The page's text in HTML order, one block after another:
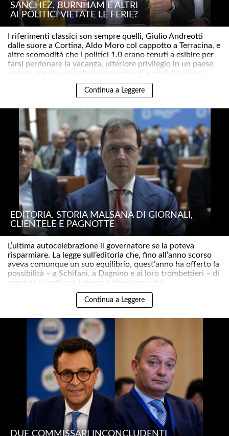
SÁNCHEZ, BURNHAM E ALTRI
AI POLITICI VIETATE LE FERIE?
I riferimenti classici son sempre quelli, Giulio Andreotti
dalle suore a Cortina, Aldo Moro col cappotto a Terracina, e
altre scomodità che i politici 1.0 erano tenuti a esibire per
farsi perdonare la vacanza, ulteriore privilegio in un paese
ancora povero e rurale dove onorevoli e ministri già go..
Continua a Leggere
EDITORIA. STORIA MALSANA DI GIORNALI,
CLIENTELE E PAGNOTTE
L’ultima autocelebrazione il governatore se la poteva
risparmiare. La legge sull’editoria che, fino all’anno scorso
aveva comunque un suo equilibrio, quest’anno ha offerto la
possibilità – a Schifani, a Dagnino e ai loro trombettieri – di
regolare i conti con i giornali d’opinione che..
Continua a Leggere
DUE COMMISSARI INCONCLUDENTI